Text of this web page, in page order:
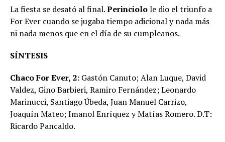
La fiesta se desató al final.Perinciolole dio el triunfo a
For Ever cuando se jugaba tiempo adicional y nada más
ni nada menos que en el día de su cumpleaños.
SÍNTESIS
Chaco For Ever, 2: Gastón Canuto; Alan Luque, David
Valdez, Gino Barbieri, Ramiro Fernández; Leonardo
Marinucci, Santiago Úbeda, Juan Manuel Carrizo,
Joaquín Mateo; Imanol Enríquez y Matías Romero. D.T:
Ricardo Pancaldo.